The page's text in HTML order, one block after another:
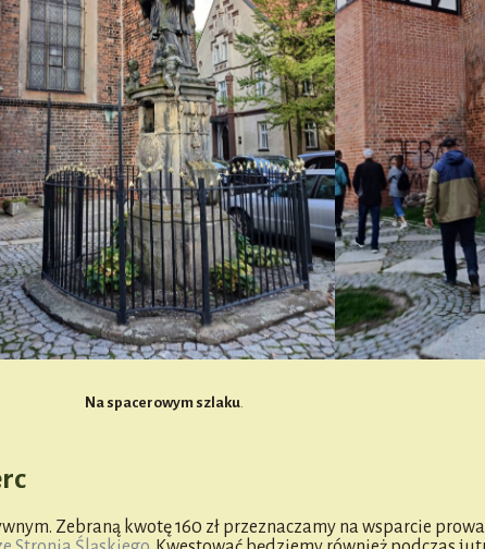
Na spacerowym szlaku
Zebraną kwotę 160 zł przeznaczamy na wsparcie